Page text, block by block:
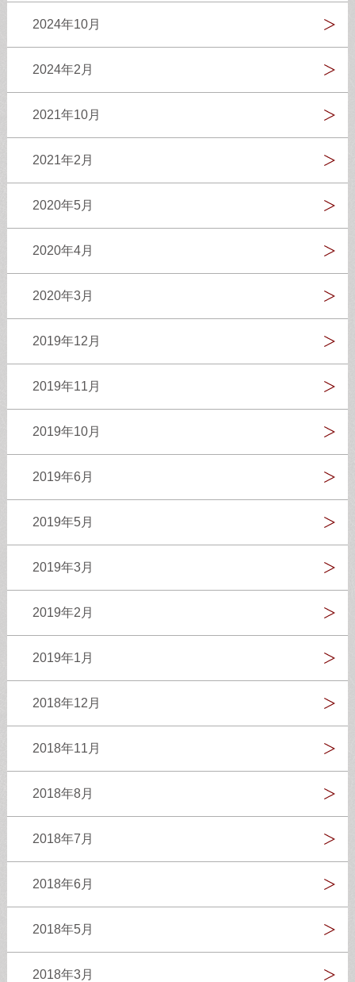
2024年10月
2024年2月
2021年10月
2021年2月
2020年5月
2020年4月
2020年3月
2019年12月
2019年11月
2019年10月
2019年6月
2019年5月
2019年3月
2019年2月
2019年1月
2018年12月
2018年11月
2018年8月
2018年7月
2018年6月
2018年5月
2018年3月